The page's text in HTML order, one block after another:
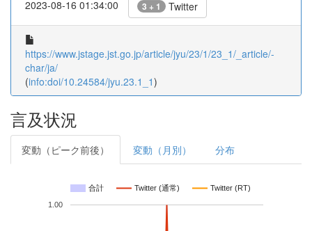
2023-08-16 01:34:00 3 + 1 Twitter
https://www.jstage.jst.go.jp/article/jyu/23/1/23_1/_article/-
char/ja/
(info:doi/10.24584/jyu.23.1_1)
言及状況
変動（ピーク前後） 変動（月別） 分布
合計 Twitter (通常) Twitter (RT)
1.00